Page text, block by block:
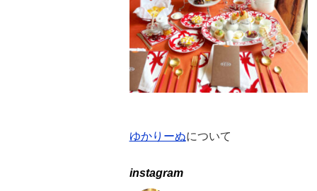
ゆかりーぬについて
instagram